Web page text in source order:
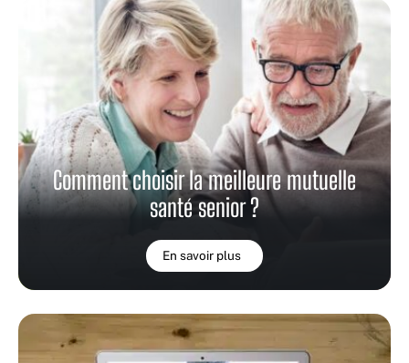
Comment choisir la meilleure mutuelle
santé senior ?
En savoir plus